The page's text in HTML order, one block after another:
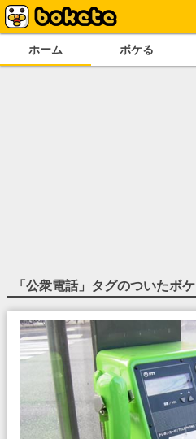
ホーム ボケる
「公衆電話」タグのついたボケ